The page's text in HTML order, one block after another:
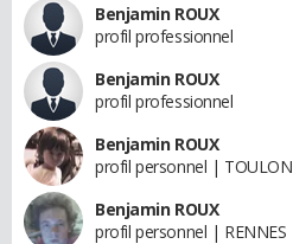
Benjamin ROUX
profil professionnel
Benjamin ROUX
profil professionnel
Benjamin ROUX
profil personnel | TOULON
Benjamin ROUX
profil personnel | RENNES